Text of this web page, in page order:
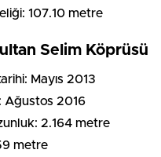
107.10 metre
Selim Köprüsü
Mayıs 2013
Ağustos 2016
2.164 metre
metre